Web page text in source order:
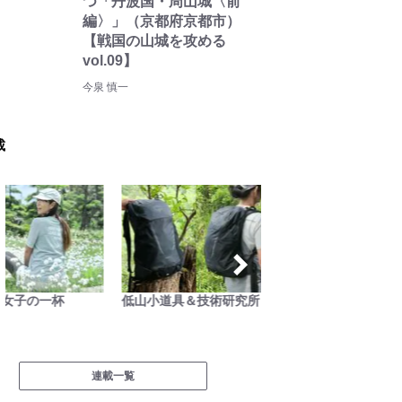
編〉」（京都府京都市）
【戦国の山城を攻める
vol.09】
今泉 慎一
低山小道具＆技術研究所
ハンモックハイキング -基
連載一覧